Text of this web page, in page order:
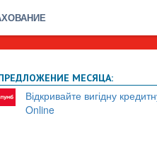
МЕСЯЦА:
Відкривайте вигідну
Online